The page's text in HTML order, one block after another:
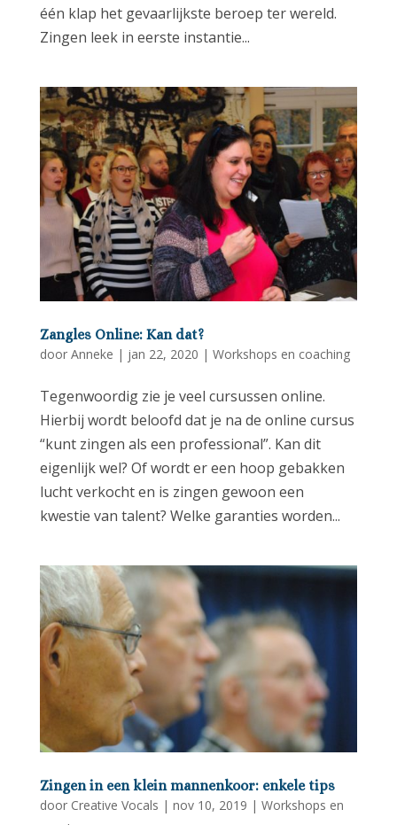
één klap het gevaarlijkste beroep ter wereld.
Zingen leek in eerste instantie...
Zangles Online: Kan dat?
door Anneke | jan 22, 2020 | Workshops en coaching
Tegenwoordig zie je veel cursussen online.
Hierbij wordt beloofd dat je na de online cursus
“kunt zingen als een professional”. Kan dit
eigenlijk wel? Of wordt er een hoop gebakken
lucht verkocht en is zingen gewoon een
kwestie van talent? Welke garanties worden...
Zingen in een klein mannenkoor: enkele tips
door Creative Vocals | nov 10, 2019 | Workshops en